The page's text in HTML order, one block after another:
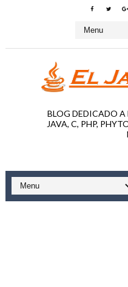
BLOG DEDICADO
JAVA, C, PHP,